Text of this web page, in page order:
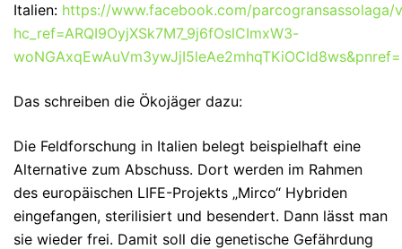
Italien: https://www.facebook.com/
hc_ref=ARQI9OyjXSk7M7_9j6fOslCImxW3-
Das schreiben die Ökojäger dazu:
Die Feldforschung in Italien belegt beispielhaft eine
Alternative zum Abschuss. Dort werden im Rahmen
des europäischen LIFE-Projekts „Mirco“ Hybriden
eingefangen, sterilisiert und besendert. Dann lässt man
sie wieder frei. Damit soll die genetische Gefährdung